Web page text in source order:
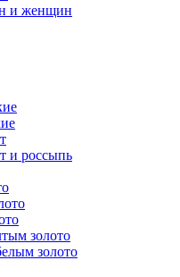
и женщин
и россыпь
золото
золото